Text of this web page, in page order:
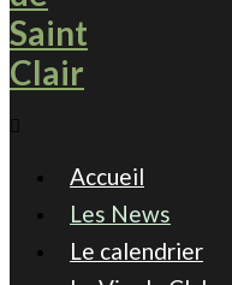
Accueil
Les News
Le calendrier